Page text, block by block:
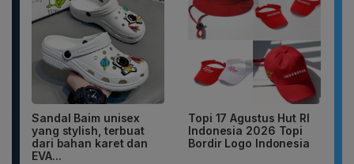
Sandal Baim unisex
yang stylish, terbuat
dari bahan karet dan
EVA...
Topi 17 Agustus Hut RI
Indonesia 2026 Topi
Bordir Logo Indonesia